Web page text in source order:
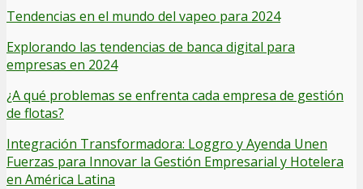
Tendencias en el mundo del vapeo para 2024
Explorando las tendencias de banca digital para
empresas en 2024
¿A qué problemas se enfrenta cada empresa de gestión
de flotas?
Integración Transformadora: Loggro y Ayenda Unen
Fuerzas para Innovar la Gestión Empresarial y Hotelera
en América Latina